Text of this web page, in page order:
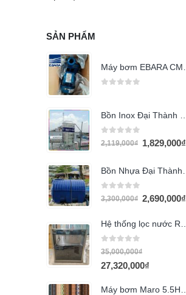
SẢN PHẨM
0 out of 5
2,119,000₫ 1,829,000₫
0 out of 5
3,300,000₫ 2,690,000₫
0 out of 5
35,000,000₫
27,320,000₫